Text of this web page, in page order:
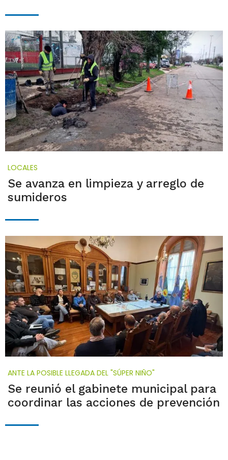
LOCALES
Se avanza en limpieza y arreglo de
sumideros
ANTE LA POSIBLE LLEGADA DEL "SÚPER NIÑO"
Se reunió el gabinete municipal para
coordinar las acciones de prevención